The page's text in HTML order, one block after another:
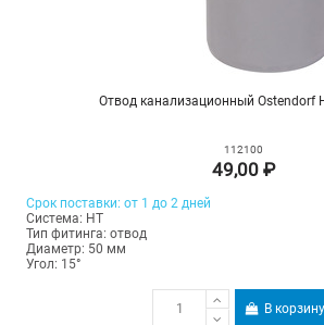
Отвод канализационный Ostendorf
112100
49,00 ₽
Срок поставки: от 1 до 2 дней
Система: HT
Тип фитинга: отвод
Диаметр: 50 мм
Угол: 15°
В корзину